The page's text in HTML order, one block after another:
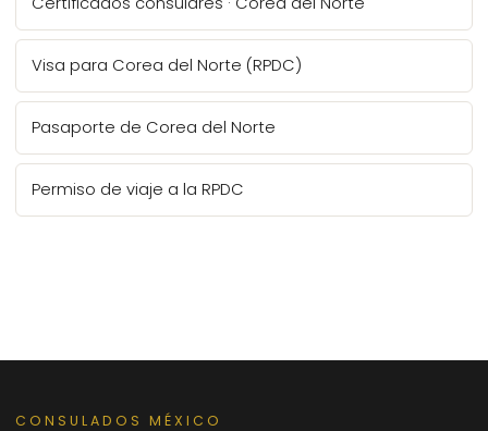
Visa para Corea del Norte (RPDC)
Pasaporte de Corea del Norte
Permiso de viaje a la RPDC
CONSULADOS MÉXICO